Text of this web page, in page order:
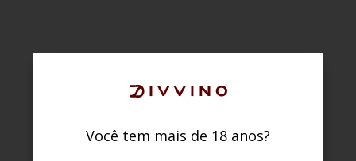
Você tem mais de 18 anos?